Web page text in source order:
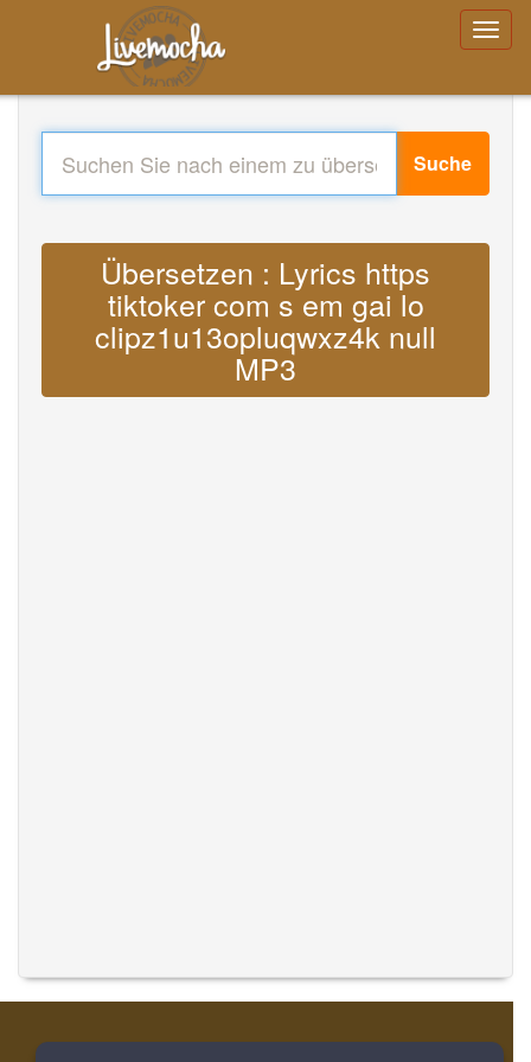
Suche
Übersetzen : Lyrics https
tiktoker com s em gai lo
clipz1u13opluqwxz4k null
MP3